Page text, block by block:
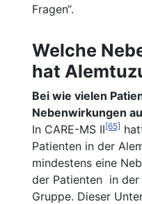
Fragen“.
Welche
hat
Bei wie vielen
Nebenwirkungen
In CARE-MS II[65]
Patienten in der
mindestens eine
der Patienten in
Gruppe. Dieser